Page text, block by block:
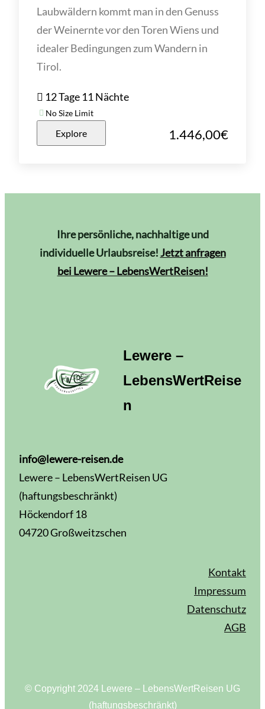
Laubwäldern kommt man in den Genuss
der Weinernte vor den Toren Wiens und
idealer Bedingungen zum Wandern in
Tirol.
12 Tage 11 Nächte
No Size Limit
Explore 1.446,00€
Ihre persönliche, nachhaltige und
individuelle Urlaubsreise!Jetzt anfragen
bei Lewere – LebensWertReisen!
Lewere –
LebensWertReise
n
info@lewere-reisen.de
Lewere – LebensWertReisen UG
(haftungsbeschränkt)
Höckendorf 18
04720 Großweitzschen
Kontakt
Impressum
Datenschutz
AGB
© Copyright 2024 Lewere – LebensWertReisen UG
(haftungsbeschränkt)